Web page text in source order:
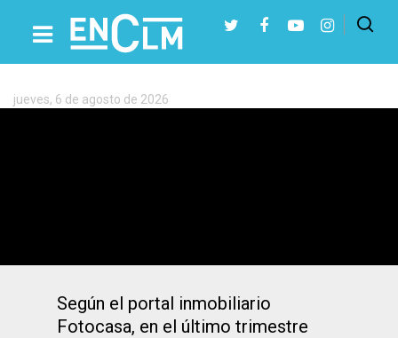
Etiqueta:
Precios
Presiona Intro para buscar o ESC para cerrar
jueves, 6 de agosto de 2026
Según el portal inmobiliario
Fotocasa, en el último trimestre